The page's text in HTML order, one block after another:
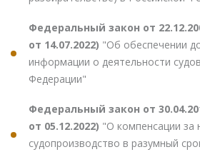
Федеральный закон от
от 14.07.2022) "Об обеспечении
информации о деятельности
Федерации"
Федеральный закон от
от 05.12.2022) "О компенсации за
судопроизводство в разумный